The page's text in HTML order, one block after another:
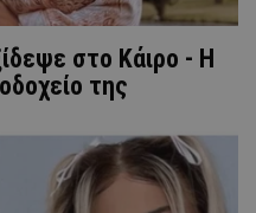
στο Κάιρο - Η
της